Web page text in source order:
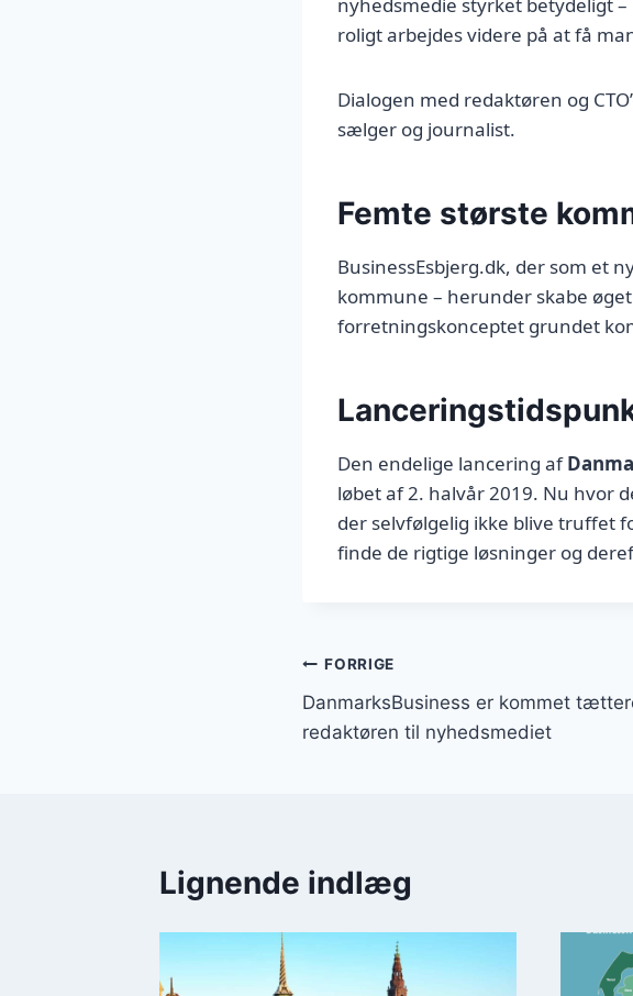
roligt arbejdes videre på at få
Dialogen med redaktøren og
sælger og journalist.
Femte største
BusinessEsbjerg.dk, der som et
kommune – herunder skabe
forretningskonceptet grundet
Den endelige lancering af
løbet af 2. halvår 2019. Nu hvor
der selvfølgelig ikke blive truffet
finde de rigtige løsninger og
Indlægsnavigation
FORRIGE
DanmarksBusiness er kommet
redaktøren til nyhedsmediet
Lignende indlæg